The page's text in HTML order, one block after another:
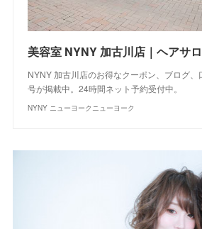
NYNY 加古川店のお得なクーポン、ブログ、
号が掲載中。24時間ネット予約受付中。
NYNY ニューヨークニューヨーク